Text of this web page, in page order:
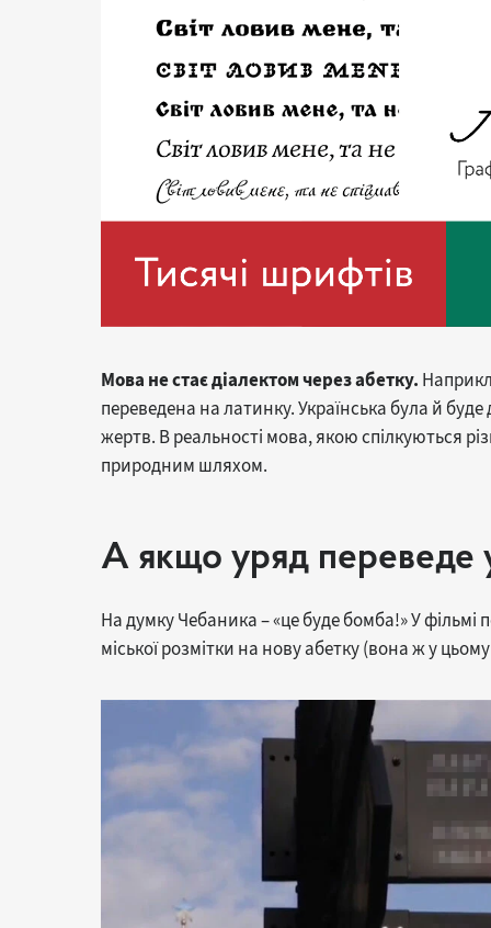
Мова не стає діалектом через абетку.
переведена на латинку. Українська була й
жертв. В реальності мова, якою спілкуються
природним шляхом.
А якщо уряд переведе
На думку Чебаника – «це буде бомба!» У фільмі
міської розмітки на нову абетку (вона ж у